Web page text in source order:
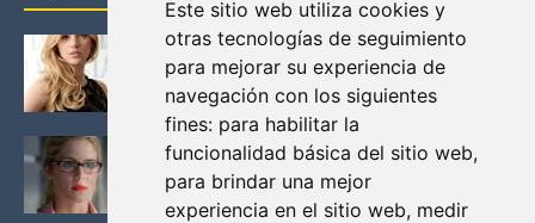
Este sitio web utiliza cookies y
otras tecnologías de seguimiento
para mejorar su experiencia de
navegación con los siguientes
fines: para habilitar la
funcionalidad básica del sitio web,
para brindar una mejor
experiencia en el sitio web, medir
KATHERYN WINNICK: LA ACTRIZ MAS GUAPA DE
VIKINGOS
Junio 14, 2013
FELICITY (EMILY BETT RICKARDS), LAS FOTOS
MAS BONITAS DE LA ALIADA DE ARROW
Noviembre 30, 2013